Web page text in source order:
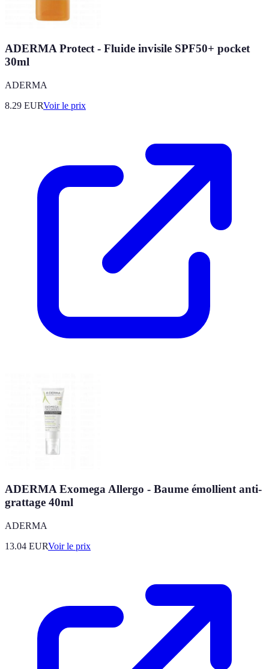
ADERMA Protect - Fluide invisile SPF50+ pocket
30ml
ADERMA
8.29 EURVoir le prix
ADERMA Exomega Allergo - Baume émollient anti-
grattage 40ml
ADERMA
13.04 EURVoir le prix